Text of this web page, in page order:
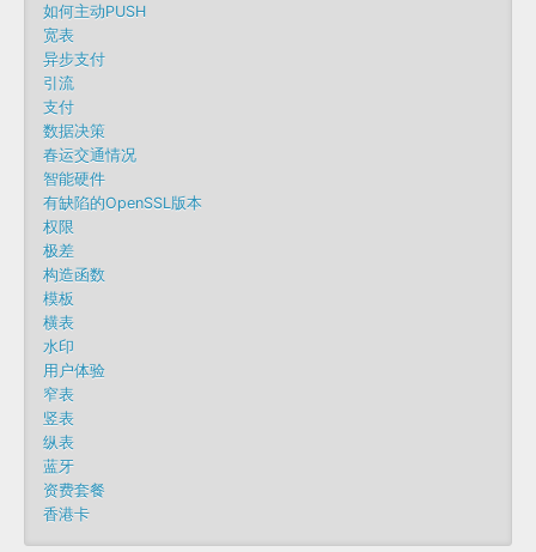
如何主动PUSH
宽表
异步支付
引流
支付
数据决策
春运交通情况
智能硬件
有缺陷的OpenSSL版本
权限
极差
构造函数
模板
横表
水印
用户体验
窄表
竖表
纵表
蓝牙
资费套餐
香港卡